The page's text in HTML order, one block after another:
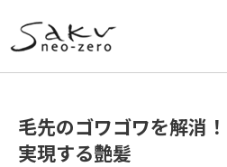
毛先のゴワゴワを解消
実現する艶髪